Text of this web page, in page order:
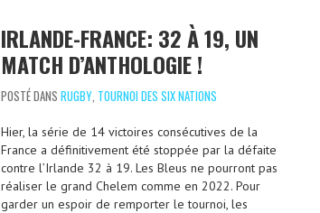
IRLANDE-FRANCE: 32 À 19, UN
MATCH D’ANTHOLOGIE !
POSTÉ DANS RUGBY, TOURNOI DES SIX NATIONS
Hier, la série de 14 victoires consécutives de la
France a définitivement été stoppée par la défaite
contre l’Irlande 32 à 19. Les Bleus ne pourront pas
réaliser le grand Chelem comme en 2022. Pour
garder un espoir de remporter le tournoi, les